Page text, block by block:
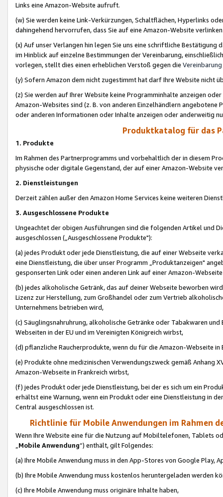
Links eine Amazon-Website aufruft.
(w) Sie werden keine Link-Verkürzungen, Schaltflächen, Hyperlinks
dahingehend hervorrufen, dass Sie auf eine Amazon-Website
(x) Auf unser Verlangen hin legen Sie uns eine schriftliche
im Hinblick auf einzelne Bestimmungen der Vereinbarung,
vorlegen, stellt dies einen erheblichen Verstoß gegen die Vereinbarung
(y) Sofern Amazon dem nicht zugestimmt hat darf Ihre Website nicht
(z) Sie werden auf Ihrer Website keine Programminhalte anzeigen
Amazon-Websites sind (z. B. von anderen Einzelhändlern
oder anderen Informationen oder Inhalte anzeigen oder anderweitig
Produktkatalog für das
1. Produkte
Im Rahmen des Partnerprogramms und vorbehaltlich der in diesem
physische oder digitale Gegenstand, der auf einer Amazon-Website
2. Dienstleistungen
Derzeit zählen außer den Amazon Home Services keine weiteren
3. Ausgeschlossene Produkte
Ungeachtet der obigen Ausführungen sind die folgenden Artikel und
ausgeschlossen („Ausgeschlossene Produkte"):
(a) jedes Produkt oder jede Dienstleistung, die auf einer Webseite
eine Dienstleistung, die über unser Programm „Produktanzeigen"
gesponserten Link oder einen anderen Link auf einer Amazon-
(b) jedes alkoholische Getränk, das auf deiner Webseite beworben
Lizenz zur Herstellung, zum Großhandel oder zum Vertrieb
Unternehmens betrieben wird,
(c) Säuglingsnahruhrung, alkoholische Getränke oder Tabakwaren
Webseiten in der EU und im Vereinigten Königreich wirbst,
(d) pflanzliche Raucherprodukte, wenn du für die Amazon-Webseite in
(e) Produkte ohne medizinischen Verwendungszweck gemäß Anhang
Amazon-Webseite in Frankreich wirbst,
(f) jedes Produkt oder jede Dienstleistung, bei der es sich um ein
erhältst eine Warnung, wenn ein Produkt oder eine Dienstleistung in
Central ausgeschlossen ist.
Richtlinie für Mobile Anwendungen im Rahmen
Wenn Ihre Website eine für die Nutzung auf Mobiltelefonen, Tablets
„Mobile Anwendung“) enthält, gilt Folgendes:
(a) Ihre Mobile Anwendung muss in den App-Stores von Google Play,
(b) Ihre Mobile Anwendung muss kostenlos heruntergeladen werden
(c) Ihre Mobile Anwendung muss originäre Inhalte haben,